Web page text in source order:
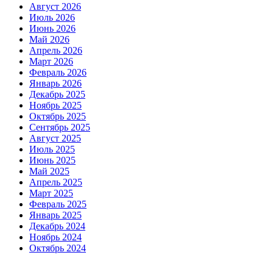
Август 2026
Июль 2026
Июнь 2026
Май 2026
Апрель 2026
Март 2026
Февраль 2026
Январь 2026
Декабрь 2025
Ноябрь 2025
Октябрь 2025
Сентябрь 2025
Август 2025
Июль 2025
Июнь 2025
Май 2025
Апрель 2025
Март 2025
Февраль 2025
Январь 2025
Декабрь 2024
Ноябрь 2024
Октябрь 2024